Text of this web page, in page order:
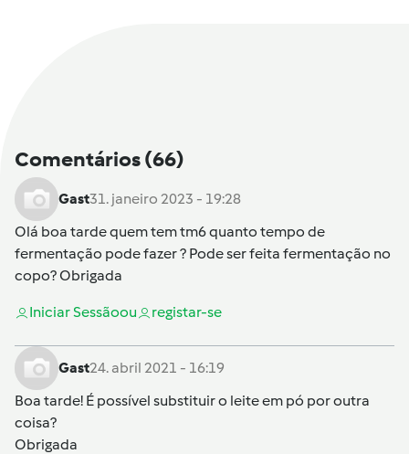
Comentários(66)
Gast31. janeiro 2023 - 19:28
Olá boa tarde quem tem tm6 quanto tempo de
fermentação pode fazer ? Pode ser feita fermentação no
copo? Obrigada
Iniciar Sessãoou registar-se
Gast24. abril 2021 - 16:19
Boa tarde! É possível substituir o leite em pó por outra
coisa?
Obrigada